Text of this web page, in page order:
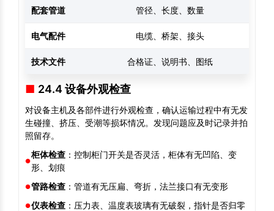
配套管道 管径、长度、数量
电气配件 电缆、桥架、接头
技术文件 合格证、说明书、图纸
24.4 设备外观检查
对设备主机及各部件进行外观检查，确认运输过程中有无发
生碰撞、挤压、受潮等损坏情况。发现问题应及时记录并拍
照留存。
柜体检查 ：控制柜门开关是否灵活，柜体有无凹陷、变
形、划痕
管路检查 ：管道有无压扁、弯折，法兰接口有无变形
仪表检查 ：压力表、温度表玻璃有无破裂，指针是否归零